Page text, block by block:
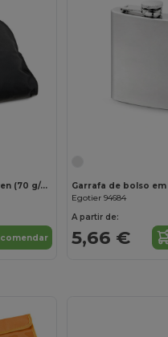
Porta-fatos em non-woven (70 g/m²)
Egotier 94684
A partir de:
5,66 €